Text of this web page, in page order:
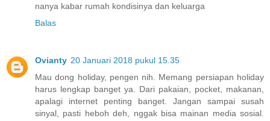
nanya kabar rumah kondisinya dan keluarga
Balas
Ovianty 20 Januari 2018 pukul 15.35
Mau dong holiday, pengen nih. Memang persiapan holiday
harus lengkap banget ya. Dari pakaian, pocket, makanan,
apalagi internet penting banget. Jangan sampai susah
sinyal, pasti heboh deh, nggak bisa mainan media sosial.